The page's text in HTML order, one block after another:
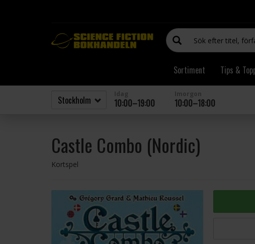
Sortiment Tips &
10:00–19:00 10:00–18:00
Castle Combo (Nordic)
Kortspel